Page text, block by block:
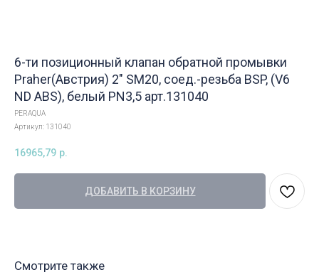
6-ти позиционный клапан обратной промывки
Praher(Австрия) 2" SM20, соед.-резьба BSP, (V6
ND ABS), белый PN3,5 арт.131040
PERAQUA
Артикул: 131040
16965,79 р.
ДОБАВИТЬ В КОРЗИНУ
Смотрите также